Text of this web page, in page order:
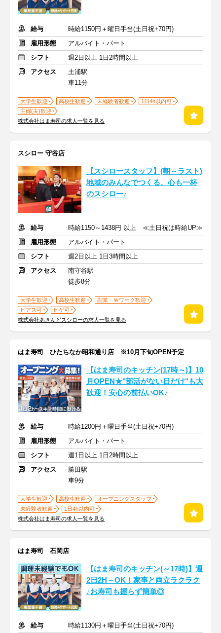
給与
時給1150円＋曜日手当(土日祝+70円)
雇用形態
アルバイト・パート
シフト
週2日以上 1日2時間以上
アクセス
土浦駅
車11分
大学生歓迎 高校生歓迎 未経験者歓迎
1日4h以内可
主婦(夫)歓迎
株式会社はま寿司の求人一覧を見る
スシロー 守谷店
【スシロースタッフ】(朝～ラスト)
地域のみんなでつくる、心も一杯
のスシロー♪
給与
時給1150～1438円 以上 ≪土日祝は時給UP≫
雇用形態
アルバイト・パート
シフト
週2日以上 1日3時間以上
アクセス
南守谷駅
徒歩8分
大学生歓迎 高校生歓迎
副業・Ｗワーク歓迎
ピアス可
ヒゲ可
株式会社あきんどスシローの求人一覧を見る
はま寿司 ひたちなか昭和通り店 ※10月下旬OPEN予定
【はま寿司のキッチン(17時～)】10
月OPEN★"部活がない日だけ"も大
歓迎！安心の前払いOK♪
給与
時給1200円＋曜日手当(土日祝+70円)
雇用形態
アルバイト・パート
シフト
週1日以上 1日2時間以上
アクセス
勝田駅
車9分
大学生歓迎 高校生歓迎
オープニングスタッフ
未経験者歓迎
1日4h以内可
株式会社はま寿司の求人一覧を見る
はま寿司 石岡店
【はま寿司のキッチン(～17時)】週
2日2H～OK！家事と両立ラクラク
♪お寿司も握らず簡単◎
給与 時給1130円＋曜日手当(土日祝+70円)